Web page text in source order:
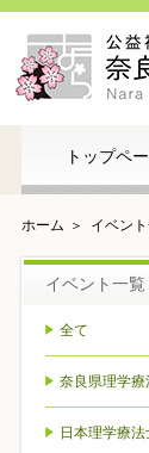
トップペ
ホーム イベン
イベント一覧
全て
奈良県理学療
日本理学療